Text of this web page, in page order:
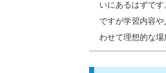
いにあるはずです
ですが学習内容
わせて理想的な